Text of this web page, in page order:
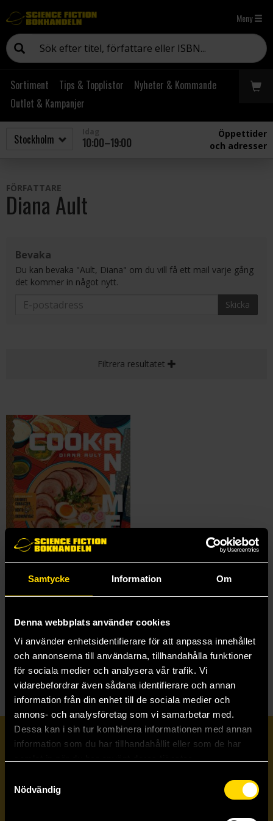
Samtycke Information Om
Denna webbplats använder cookies
Vi använder enhetsidentifierare för att anpassa innehållet
och annonserna till användarna, tillhandahålla funktioner
för sociala medier och analysera vår trafik. Vi
vidarebefordrar även sådana identifierare och annan
information från din enhet till de sociala medier och
annons- och analysföretag som vi samarbetar med.
Dessa kan i sin tur kombinera informationen med annan
information som du har tillhandahållit eller som de har
Nödvändig
Meny
Sortiment Tips & Topplistor
Nyheter & Kommande
Outlet & Kampanjer
10:00–19:00
Öppettider
och adresser
FÖRFATTARE
Diana Ault
Bevaka
Du kan bevaka "Ault, Diana" om du vill få ett mail varje gång
det kommer in något nytt.
Skicka
Filtrera resultatet
Cook Anime: Eat Like Your Favorite Character
Diana Ault
Prenumerera på vårt nyhetsbrev
Skicka